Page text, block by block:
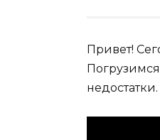
Привет!
недостатки.